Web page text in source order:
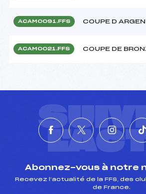
ACAM0091.FFS COUPE D
ACAM0021.FFS COUPE DE
Abonnez-vous à notre
Recevez l’actualité de la FFS, des
de France.